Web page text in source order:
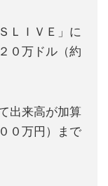
ＬＩＶＥ」に
０万ドル（約
出来高が加算
０万円）まで